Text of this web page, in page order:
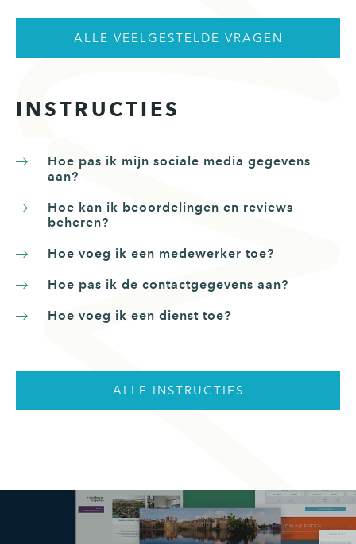
ALLE VEELGESTELDE VRAGEN
INSTRUCTIES
Hoe pas ik mijn sociale media gegevens
aan?
Hoe kan ik beoordelingen en reviews
beheren?
Hoe voeg ik een medewerker toe?
Hoe pas ik de contactgegevens aan?
Hoe voeg ik een dienst toe?
ALLE INSTRUCTIES